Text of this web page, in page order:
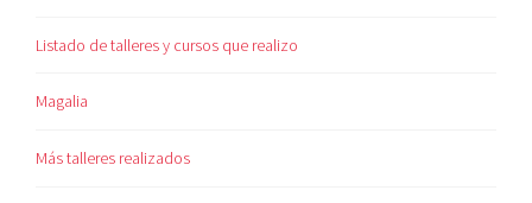
Listado de talleres y cursos que realizo
Magalia
Más talleres realizados